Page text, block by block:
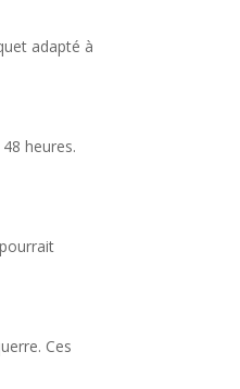
adapté à
heures.
Ces